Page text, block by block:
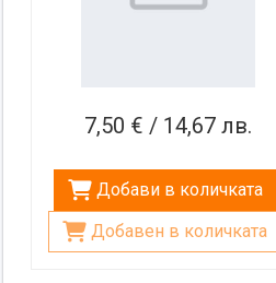
7,50 € / 14,67 лв.
Добави в количката
Добавен в количката